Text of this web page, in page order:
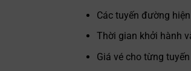
Các tuyến đường
Thời gian khởi hành
Giá vé cho từng